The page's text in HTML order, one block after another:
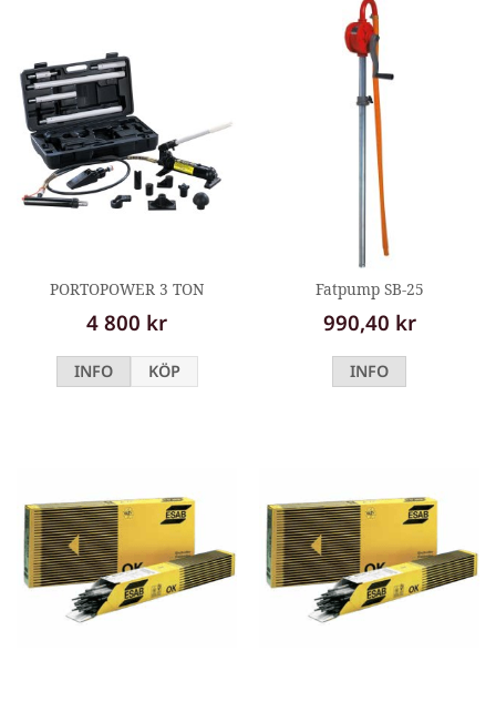
PORTOPOWER 3 TON
4 800 kr
INFO KÖP
Fatpump SB-25
990,40 kr
INFO